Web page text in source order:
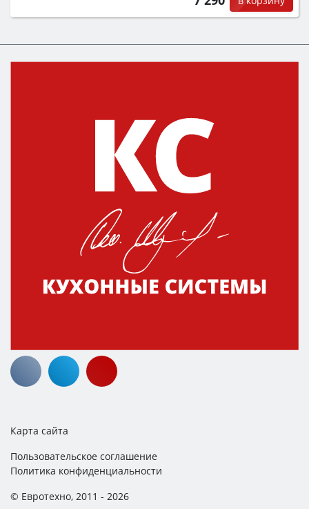
Карта сайта
Пользовательское соглашение
Политика конфиденциальности
© Евротехно, 2011 - 2026